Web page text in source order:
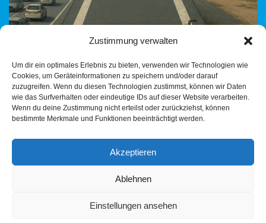
Zustimmung verwalten
Um dir ein optimales Erlebnis zu bieten, verwenden wir Technologien wie
Cookies, um Geräteinformationen zu speichern und/oder darauf
zuzugreifen. Wenn du diesen Technologien zustimmst, können wir Daten
wie das Surfverhalten oder eindeutige IDs auf dieser Website verarbeiten.
Wenn du deine Zustimmung nicht erteilst oder zurückziehst, können
bestimmte Merkmale und Funktionen beeinträchtigt werden.
Akzeptieren
Ablehnen
Einstellungen ansehen
Gedanken aus dem Buntland: Fünf Radfahrer in 23 Minuten –
das war die Bilanz einer Beobachtung auf einem neuen Radweg
in Peru. Finanziert durch deutsche…Weiterlesen »